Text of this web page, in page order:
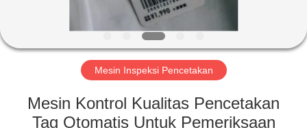
TUR
KONTROL
Mesin Inspeksi Pencetakan
Mesin Kontrol Kualitas Pencetakan
Tag Otomatis Untuk Pemeriksaan